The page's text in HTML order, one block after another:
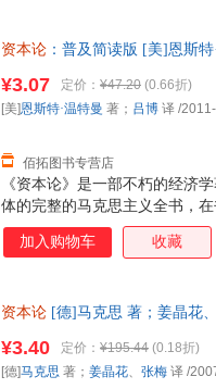
资本论 ：普及简读版 [美]恩斯
《资本论》是一部不朽的经济
体的完整的马克思主义全书，
唯物论和剩余价值理论得到了
石的经济学巨著，就是历史唯
危机看似一下子把资本主义世
在我们这个时代马克思并没有
找到关于这次经济危机的原因
¥3.07 定价： ¥47.20 (0.66折)
佰拓图书专营店
[美]恩斯特·温特曼 著； 吕博 译 /
加入购物车 收藏
资本论 [德]马克思 著；姜晶花
¥3.40 定价： ¥195.44 (0.18折)
[德]马克思 著； 姜晶花、 张梅 译 /